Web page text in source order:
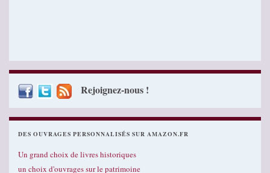
Rejoignez-nous !
DES OUVRAGES PERSONNALISÉS SUR AMAZON.FR
Un grand choix de livres historiques
un choix d'ouvrages sur le patrimoine